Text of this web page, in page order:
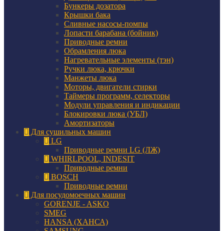
Бункеры дозатора
Крышки бака
Сливные насосы-помпы
Лопасти барабана (бойник)
Приводные ремни
Обрамления люка
Нагревательные элементы (тэн)
Ручки люка, крючки
Манжеты люка
Моторы, двигатели стирки
Таймеры программ, селекторы
Модули управления и индикации
Блокировки люка (УБЛ)
Амортизаторы
Для сушильных машин
LG
Приводные ремни LG (ЛЖ)
WHIRLPOOL, INDESIT
Приводные ремни
BOSCH
Приводные ремни
Для посудомоечных машин
GORENJE - ASKO
SMEG
HANSA (ХАНСА)